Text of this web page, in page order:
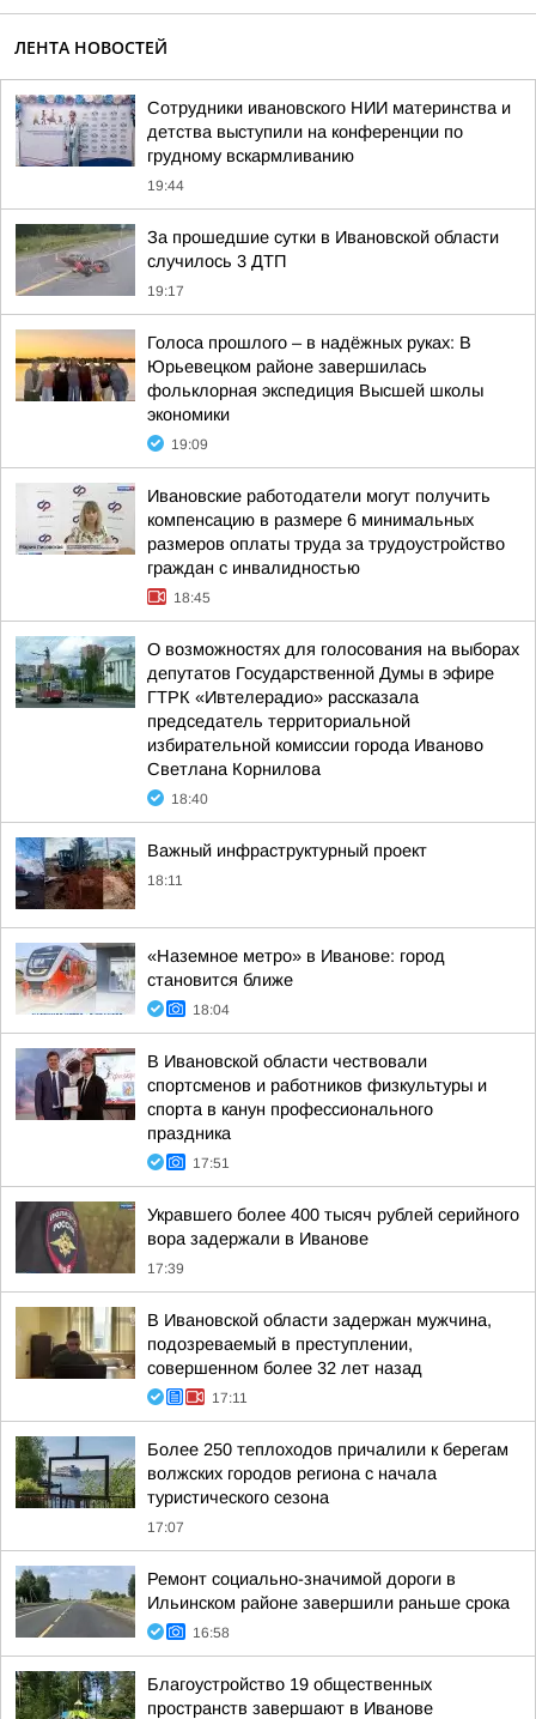
ЛЕНТА НОВОСТЕЙ
Сотрудники ивановского НИИ материнства и
детства выступили на конференции по
грудному вскармливанию
19:44
За прошедшие сутки в Ивановской области
случилось 3 ДТП
19:17
Голоса прошлого – в надёжных руках: В
Юрьевецком районе завершилась
фольклорная экспедиция Высшей школы
экономики
19:09
Ивановские работодатели могут получить
компенсацию в размере 6 минимальных
размеров оплаты труда за трудоустройство
граждан с инвалидностью
18:45
О возможностях для голосования на выборах
депутатов Государственной Думы в эфире
ГТРК «Ивтелерадио» рассказала
председатель территориальной
избирательной комиссии города Иваново
Светлана Корнилова
18:40
Важный инфраструктурный проект
18:11
«Наземное метро» в Иванове: город
становится ближе
18:04
В Ивановской области чествовали
спортсменов и работников физкультуры и
спорта в канун профессионального
праздника
17:51
Укравшего более 400 тысяч рублей серийного
вора задержали в Иванове
17:39
В Ивановской области задержан мужчина,
подозреваемый в преступлении,
совершенном более 32 лет назад
17:11
Более 250 теплоходов причалили к берегам
волжских городов региона с начала
туристического сезона
17:07
Ремонт социально-значимой дороги в
Ильинском районе завершили раньше срока
16:58
Благоустройство 19 общественных
пространств завершают в Иванове